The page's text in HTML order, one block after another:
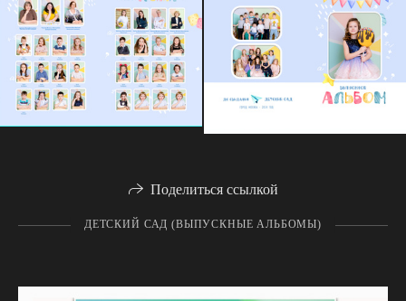
Поделиться ссылкой
ДЕТСКИЙ САД (ВЫПУСКНЫЕ АЛЬБОМЫ)